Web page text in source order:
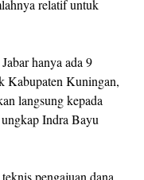
relatif untuk
hanya ada 9
Kabupaten Kuningan,
langsung kepada
Indra Bayu
pengajuan dana